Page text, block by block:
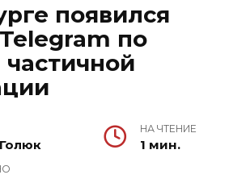
появился
по
НА ЧТЕНИЕ
1 мин.